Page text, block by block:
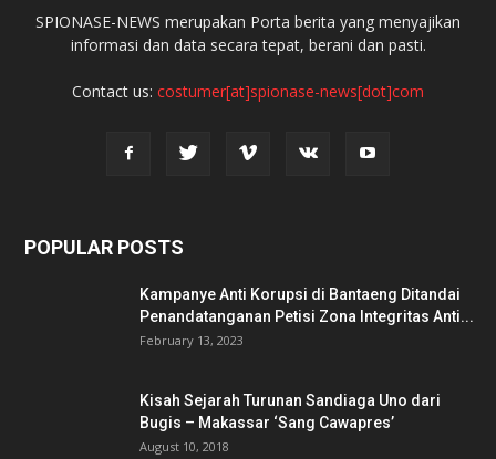
SPIONASE-NEWS merupakan Porta berita yang menyajikan
informasi dan data secara tepat, berani dan pasti.
Contact us: costumer[at]spionase-news[dot]com
POPULAR POSTS
Kampanye Anti Korupsi di Bantaeng Ditandai
Penandatanganan Petisi Zona Integritas Anti...
February 13, 2023
Kisah Sejarah Turunan Sandiaga Uno dari
Bugis – Makassar ‘Sang Cawapres’
August 10, 2018